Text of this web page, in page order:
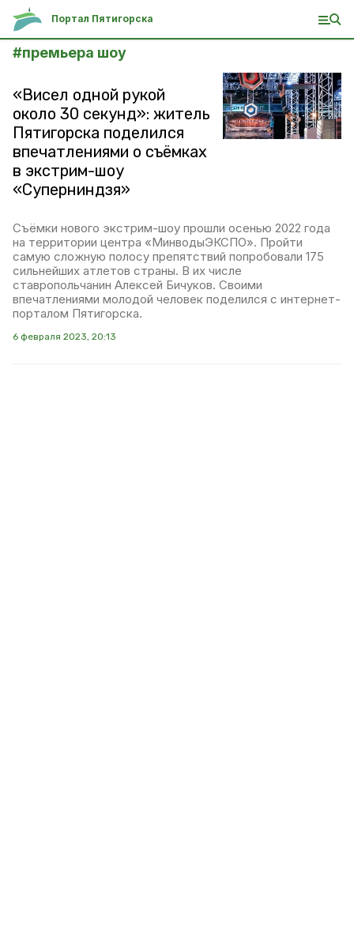
Портал Пятигорска
#премьера шоу
«Висел одной рукой
около 30 секунд»: житель
Пятигорска поделился
впечатлениями о съёмках
в экстрим-шоу
«Суперниндзя»
Съёмки нового экстрим-шоу прошли осенью 2022 года
на территории центра «МинводыЭКСПО». Пройти
самую сложную полосу препятствий попробовали 175
сильнейших атлетов страны. В их числе
ставропольчанин Алексей Бичуков. Своими
впечатлениями молодой человек поделился с интернет-
порталом Пятигорска.
6 февраля 2023, 20:13